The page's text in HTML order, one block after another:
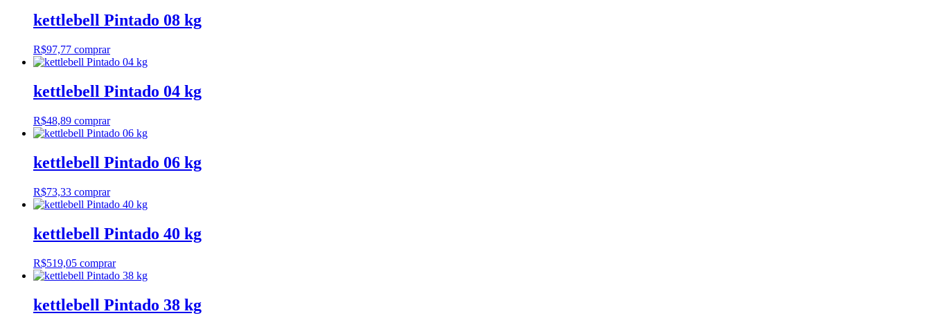
kettlebell Pintado 08 kg
R$97,77 comprar
kettlebell Pintado 04 kg
R$48,89 comprar
kettlebell Pintado 06 kg
R$73,33 comprar
kettlebell Pintado 40 kg
R$519,05 comprar
kettlebell Pintado 38 kg